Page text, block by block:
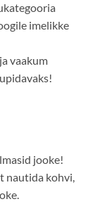
imelikke
vaakum
jooke!
nautida kohvi,